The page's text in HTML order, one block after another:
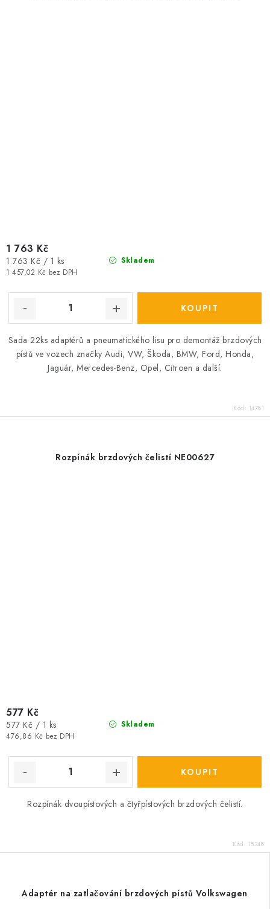
Skladem
1 457,02 Kč bez DPH
1 763 Kč
Měrná
cena:
1 763 Kč / 1 ks
Sada 22ks adaptérů a pneumatického lisu pro demontáž brzdových
pístů ve vozech značky Audi, VW, Škoda, BMW, Ford, Honda,
Jaguár, Mercedes-Benz, Opel, Citroen a další.
Kód: 14781
Rozpínák brzdových čelistí NE00627
Skladem
476,86 Kč bez DPH
577 Kč
Měrná
cena:
577 Kč / 1 ks
Rozpínák dvoupístových a čtyřpístových brzdových čelistí.
Kód: 15348
Adaptér na zatlačování brzdových pístů Volkswagen